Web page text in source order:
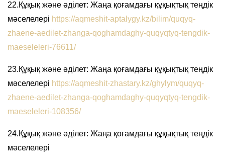
22.Құқық және әділет: Жаңа қоғамдағы құқықтық теңдік
мәселелері https://aqmeshit-aptalygy.kz/bilim/quqyq-
zhaene-aedilet-zhanga-qoghamdaghy-quqyqtyq-tengdik-
maeseleleri-76611/
23.Құқық және әділет: Жаңа қоғамдағы құқықтық теңдік
мәселелері https://aqmeshit-zhastary.kz/ghylym/quqyq-
zhaene-aedilet-zhanga-qoghamdaghy-quqyqtyq-tengdik-
maeseleleri-108356/
24.Құқық және әділет: Жаңа қоғамдағы құқықтық теңдік
мәселелері